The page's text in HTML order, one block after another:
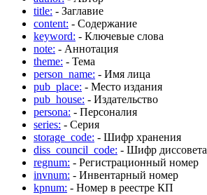
title: - Заглавие
content: - Содержание
keyword: - Ключевые слова
note: - Аннотация
theme: - Тема
person_name: - Имя лица
pub_place: - Место издания
pub_house: - Издательство
persona: - Персоналия
series: - Серия
storage_code: - Шифр хранения
diss_council_code: - Шифр диссовета
regnum: - Регистрационный номер
invnum: - Инвентарный номер
kpnum: - Номер в реестре КП